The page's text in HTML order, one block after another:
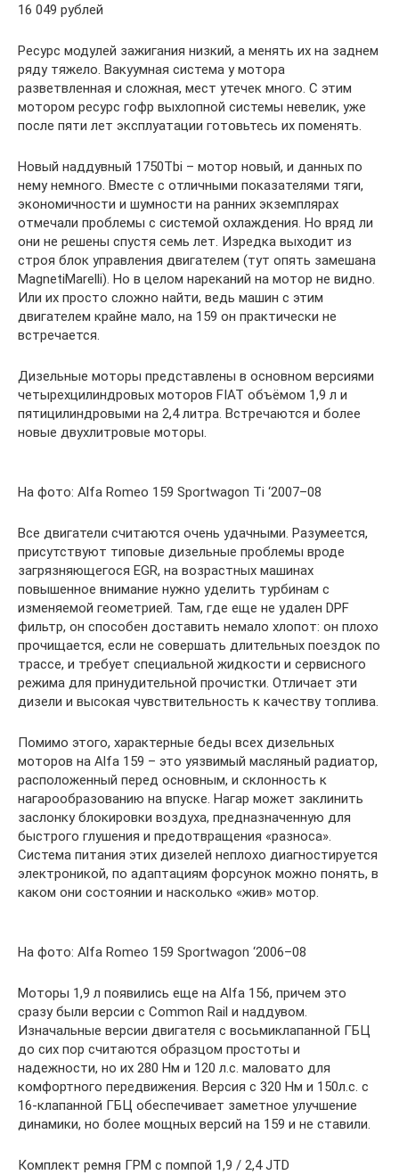
16 049 рублей
Ресурс модулей зажигания низкий, а менять их на заднем
ряду тяжело. Вакуумная система у мотора
разветвленная и сложная, мест утечек много. С этим
мотором ресурс гофр выхлопной системы невелик, уже
после пяти лет эксплуатации готовьтесь их поменять.
Новый наддувный 1750Tbi – мотор новый, и данных по
нему немного. Вместе с отличными показателями тяги,
экономичности и шумности на ранних экземплярах
отмечали проблемы с системой охлаждения. Но вряд ли
они не решены спустя семь лет. Изредка выходит из
строя блок управления двигателем (тут опять замешана
MagnetiMarelli). Но в целом нареканий на мотор не видно.
Или их просто сложно найти, ведь машин с этим
двигателем крайне мало, на 159 он практически не
встречается.
Дизельные моторы представлены в основном версиями
четырехцилиндровых моторов FIAT объёмом 1,9 л и
пятицилиндровыми на 2,4 литра. Встречаются и более
новые двухлитровые моторы.
На фото: Alfa Romeo 159 Sportwagon Ti ‘2007–08
Все двигатели считаются очень удачными. Разумеется,
присутствуют типовые дизельные проблемы вроде
загрязняющегося EGR, на возрастных машинах
повышенное внимание нужно уделить турбинам с
изменяемой геометрией. Там, где еще не удален DPF
фильтр, он способен доставить немало хлопот: он плохо
прочищается, если не совершать длительных поездок по
трассе, и требует специальной жидкости и сервисного
режима для принудительной прочистки. Отличает эти
дизели и высокая чувствительность к качеству топлива.
Помимо этого, характерные беды всех дизельных
моторов на Alfa 159 – это уязвимый масляный радиатор,
расположенный перед основным, и склонность к
нагарообразованию на впуске. Нагар может заклинить
заслонку блокировки воздуха, предназначенную для
быстрого глушения и предотвращения «разноса».
Система питания этих дизелей неплохо диагностируется
электроникой, по адаптациям форсунок можно понять, в
каком они состоянии и насколько «жив» мотор.
На фото: Alfa Romeo 159 Sportwagon ‘2006–08
Моторы 1,9 л появились еще на Alfa 156, причем это
сразу были версии с Common Rail и наддувом.
Изначальные версии двигателя с восьмиклапанной ГБЦ
до сих пор считаются образцом простоты и
надежности, но их 280 Нм и 120 л.с. маловато для
комфортного передвижения. Версия с 320 Нм и 150л.с. с
16-клапанной ГБЦ обеспечивает заметное улучшение
динамики, но более мощных версий на 159 и не ставили.
Комплект ремня ГРМ с помпой 1,9 / 2,4 JTD